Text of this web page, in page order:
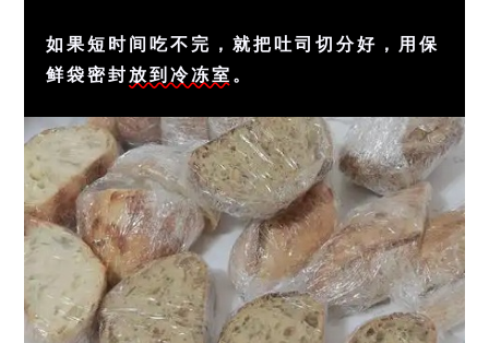
如果短时间吃不完，就把吐司切分好，用保
鲜袋密封放到冷冻室。